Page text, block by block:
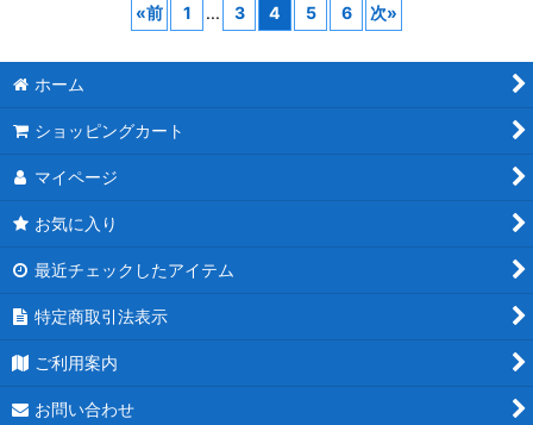
«前 1 ... 3 4 5 6 次»
ホーム
ショッピングカート
マイページ
お気に入り
最近チェックしたアイテム
特定商取引法表示
ご利用案内
お問い合わせ